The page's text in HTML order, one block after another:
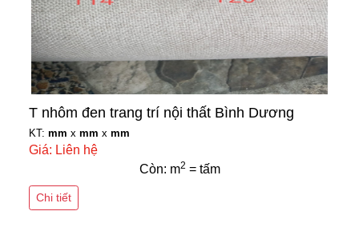
T nhôm đen trang trí nội thất Bình Dương
KT: mm x mm x mm
Giá: Liên hệ
Còn: m2 = tấm
Chi tiết